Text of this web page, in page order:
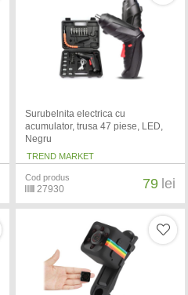
Surubelnita electrica cu
acumulator, trusa 47 piese, LED,
Negru
TREND MARKET
Cod produs
27930 79 lei